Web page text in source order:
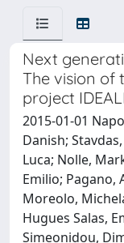
Next
The vision of
project
2015-01-01
Danish;
Luca; Nolle,
Emilio; Pagano,
Moreolo,
Hugues Salas,
Simeonidou,